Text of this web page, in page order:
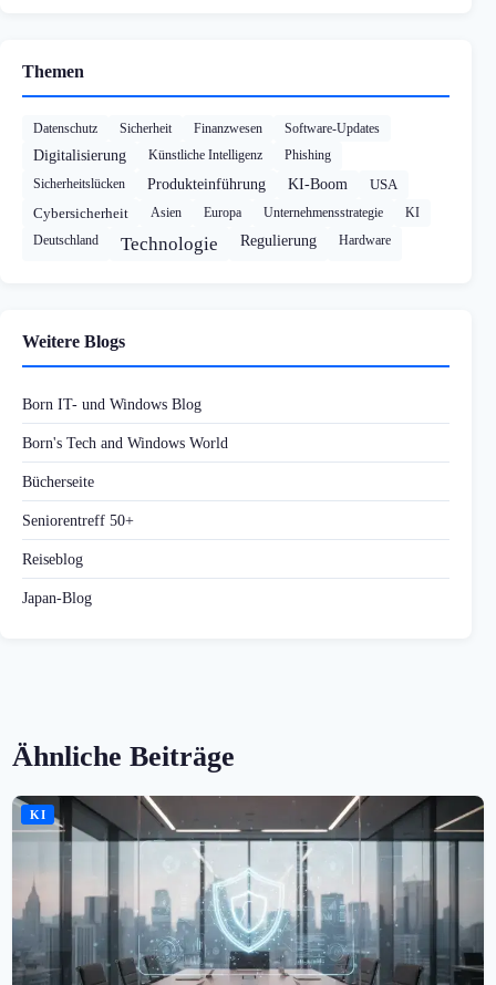
Themen
Datenschutz Sicherheit Finanzwesen Software-Updates
Digitalisierung Künstliche Intelligenz
Phishing
Sicherheitslücken
Produkteinführung KI-Boom
USA
Cybersicherheit
Asien Europa Unternehmensstrategie
KI
Deutschland
Technologie Regulierung Hardware
Weitere Blogs
Born IT- und Windows Blog
Born's Tech and Windows World
Bücherseite
Seniorentreff 50+
Reiseblog
Japan-Blog
Ähnliche Beiträge
KI